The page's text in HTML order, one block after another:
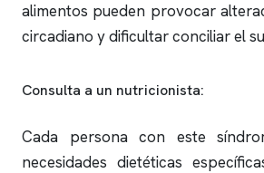
alimentos pueden provocar
circadiano y dificultar conciliar el
Consulta a un nutricionista:
Cada persona con este
necesidades dietéticas